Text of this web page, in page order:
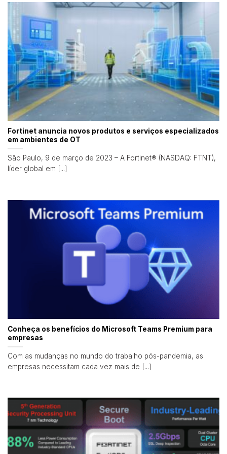
Fortinet anuncia novos produtos e serviços especializados
em ambientes de OT
São Paulo, 9 de março de 2023 – A Fortinet® (NASDAQ: FTNT),
líder global em [...]
Conheça os benefícios do Microsoft Teams Premium para
empresas
Com as mudanças no mundo do trabalho pós-pandemia, as
empresas necessitam cada vez mais de [...]